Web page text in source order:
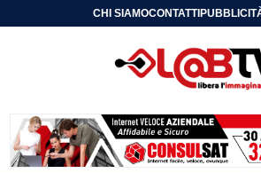
CHI SIAMOCONTATTI